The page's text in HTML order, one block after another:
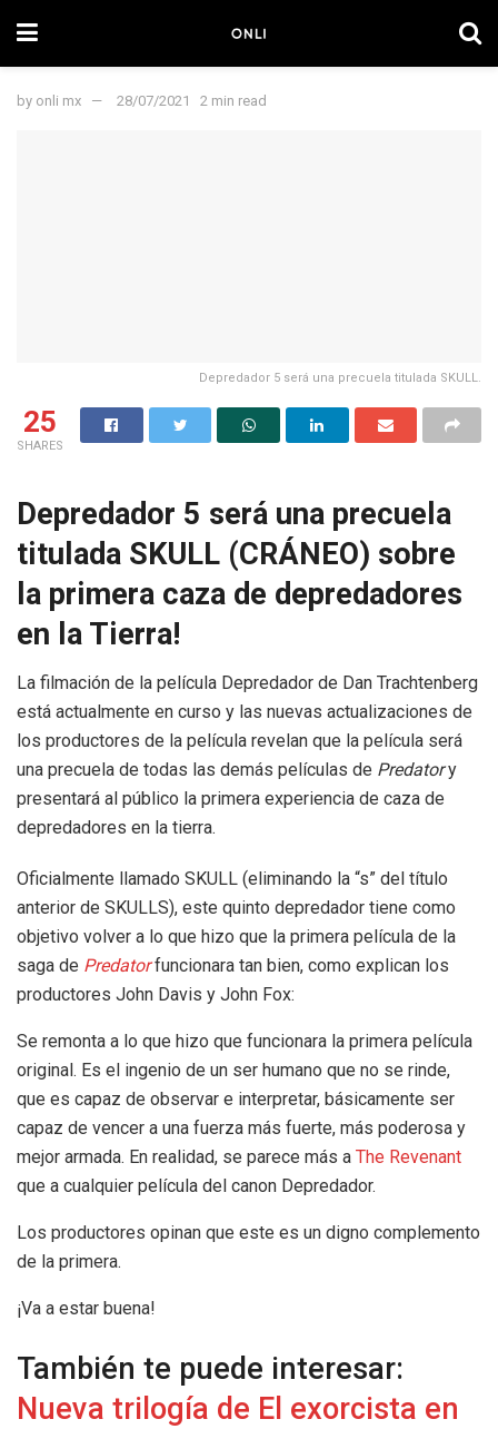
by onli mx 28/07/2021 2 min read
Depredador 5 será una precuela titulada SKULL.
25
SHARES
Depredador 5 será una precuela
titulada SKULL (CRÁNEO) sobre
la primera caza de depredadores
en la Tierra!
La filmación de la película Depredador de Dan Trachtenberg
está actualmente en curso y las nuevas actualizaciones de
los productores de la película revelan que la película será
una precuela de todas las demás películas de Predatory
presentará al público la primera experiencia de caza de
depredadores en la tierra.
Oficialmente llamado SKULL (eliminando la “s” del título
anterior de SKULLS), este quinto depredador tiene como
objetivo volver a lo que hizo que la primera película de la
saga de Predatorfuncionara tan bien, como explican los
productores John Davis y John Fox:
Se remonta a lo que hizo que funcionara la primera película
original. Es el ingenio de un ser humano que no se rinde,
que es capaz de observar e interpretar, básicamente ser
capaz de vencer a una fuerza más fuerte, más poderosa y
mejor armada. En realidad, se parece más a The Revenant
que a cualquier película del canon Depredador.
Los productores opinan que este es un digno complemento
de la primera.
¡Va a estar buena!
También te puede interesar:
Nueva trilogía de El exorcista en